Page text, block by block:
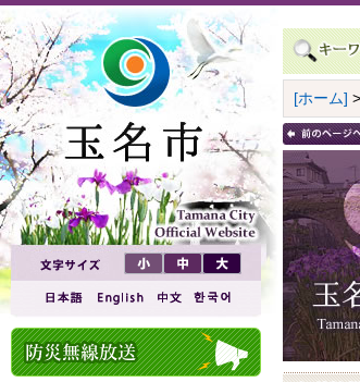
[ホーム] >